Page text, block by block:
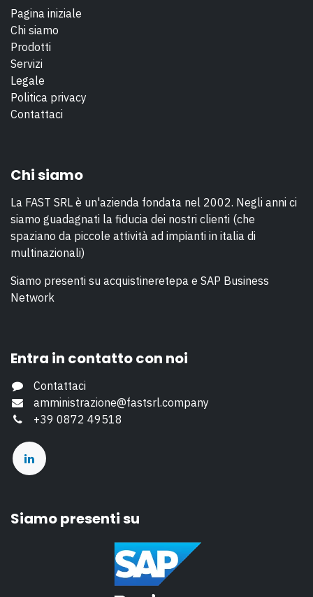
Pagina iniziale
Chi siamo
Prodotti
Servizi
Legale
Politica privacy
Contattaci
Chi siamo
La FAST SRL è un'azienda fondata nel 2002. Negli anni ci
siamo guadagnati la fiducia dei nostri clienti (che
spaziano da piccole attività ad impianti in italia di
multinazionali)
Siamo presenti su acquistineretepa e SAP Business
Network
Entra in contatto con noi
Contattaci
amministrazione@fastsrl.company
+39 0872 49518
Siamo presenti su